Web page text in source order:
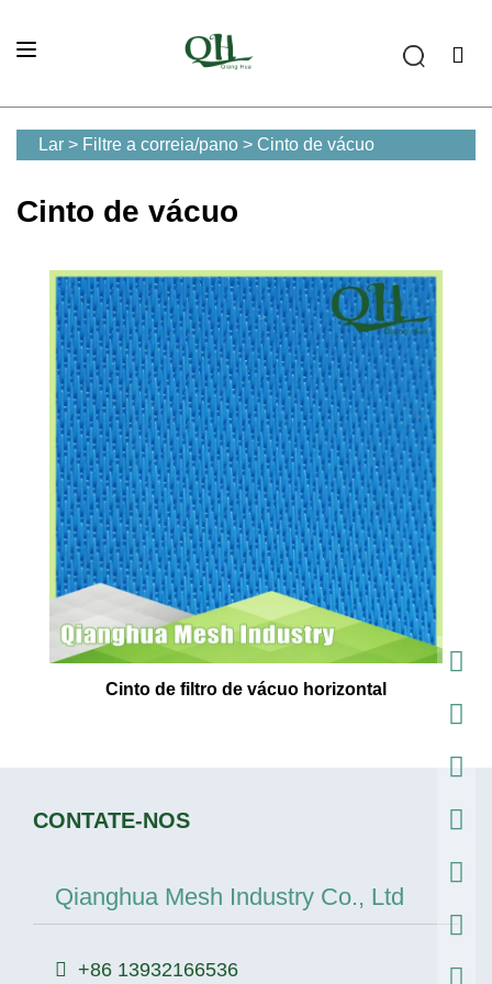
Lar > Filtre a correia/pano > Cinto de vácuo
Cinto de vácuo
Cinto de filtro de vácuo horizontal
CONTATE-NOS
Qianghua Mesh Industry Co., Ltd
+86 13932166536